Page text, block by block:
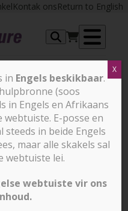
Kontak onsReturn to English
in Engels beskikbaar.
(soos
in Engels en Afrikaans
webtuiste. E-posse en
in beide Engels
maar alle skakels sal
webtuiste lei.
webtuiste vir ons
X